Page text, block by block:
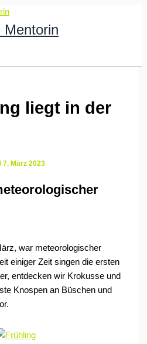
Mentorin
liegt in der
/7. März 2023
war meteorologischer
einiger Zeit singen die ersten
entdecken wir Krokusse und
Knospen an Büschen und